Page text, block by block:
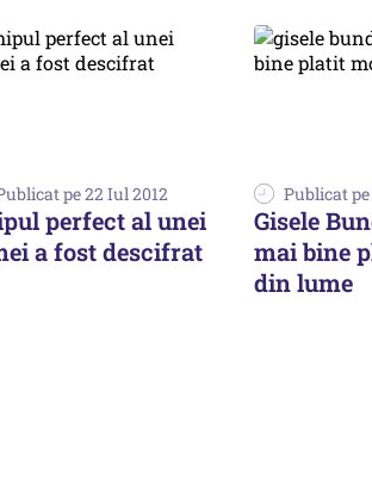
pe 22 Iul 2012
perfect al unei
a fost descifrat
Publicat pe
Gisele
mai bine
din lume